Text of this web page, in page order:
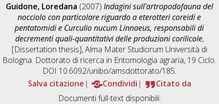
Guidone, Loredana (2007) Indagini sull'artropodofauna del
nocciolo con particolare riguardo a eterotteri coreidi e
pentatomidi e Curculio nucum Linnaeus, responsabili di
decrementi quali-quantitativi delle produzioni corilicole,
[Dissertation thesis], Alma Mater Studiorum Università di
Bologna. Dottorato di ricerca in Entomologia agraria, 19 Ciclo.
DOI 10.6092/unibo/amsdottorato/185.
Salva citazione
Condividi
Citato da
Documenti full-text disponibili: